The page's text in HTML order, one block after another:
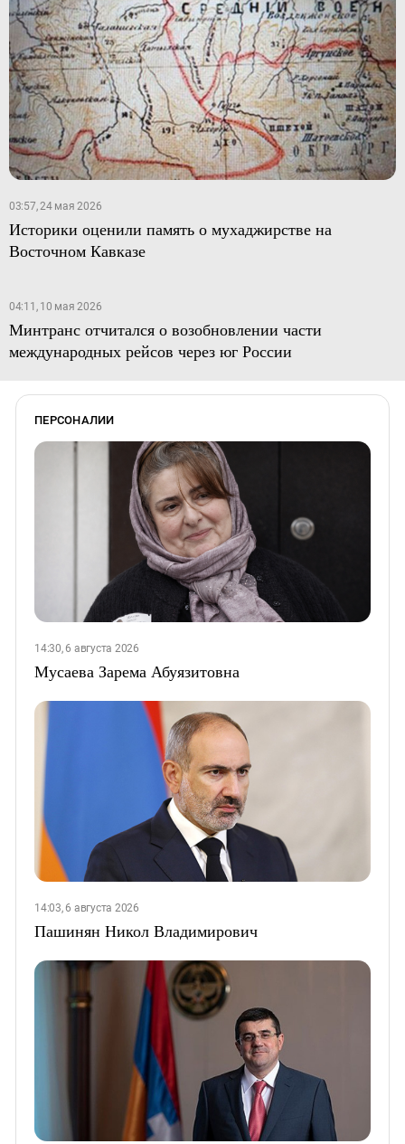
03:57, 24 мая 2026
Историки оценили память о мухаджирстве на
Восточном Кавказе
04:11, 10 мая 2026
Минтранс отчитался о возобновлении части
международных рейсов через юг России
ПЕРСОНАЛИИ
14:30, 6 августа 2026
Мусаева Зарема Абуязитовна
14:03, 6 августа 2026
Пашинян Никол Владимирович